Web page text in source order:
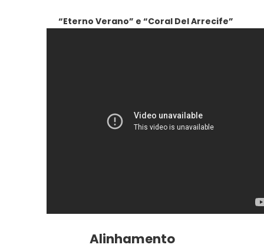
“Eterno Verano” e “Coral Del Arrecife”
Alinhamento